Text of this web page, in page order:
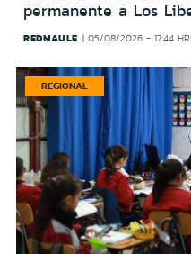
permanente a Los
REDMAULE 05/08/2026 - 17:44
REGIONAL